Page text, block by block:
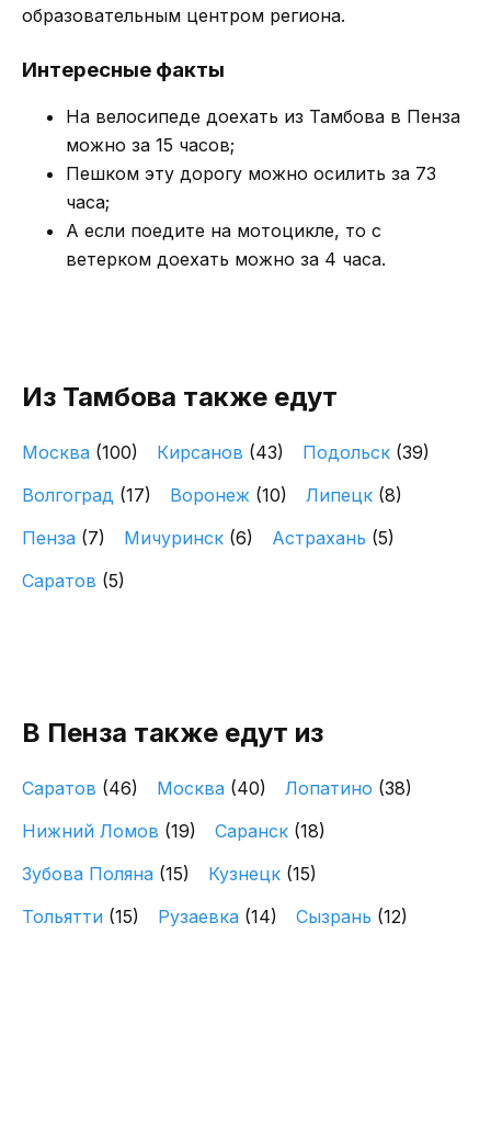
образовательным центром региона.
Интересные факты
На велосипеде доехать из Тамбова в Пенза
можно за 15 часов;
Пешком эту дорогу можно осилить за 73
часа;
А если поедите на мотоцикле, то с
ветерком доехать можно за 4 часа.
Из Тамбова также едут
Москва (100) Кирсанов (43) Подольск (39)
Волгоград (17) Воронеж (10) Липецк (8)
Пенза (7) Мичуринск (6) Астрахань (5)
Саратов (5)
В Пенза также едут из
Саратов (46) Москва (40) Лопатино (38)
Нижний Ломов (19) Саранск (18)
Зубова Поляна (15) Кузнецк (15)
Тольятти (15) Рузаевка (14) Сызрань (12)